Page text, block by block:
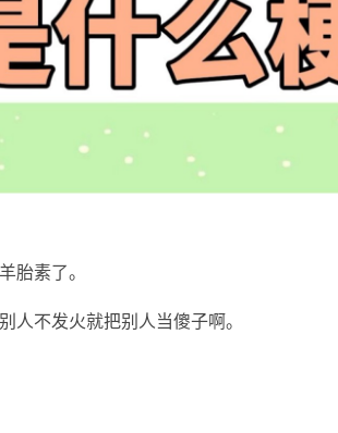
素了。
不发火就把别人当傻子啊。